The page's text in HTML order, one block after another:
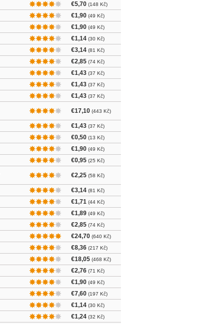
€5,70 (148 Kč)
€1,90 (49 Kč)
€1,90 (49 Kč)
€1,14 (30 Kč)
€3,14 (81 Kč)
€2,85 (74 Kč)
€1,43 (37 Kč)
€1,43 (37 Kč)
€1,43 (37 Kč)
€17,10 (443 Kč)
€1,43 (37 Kč)
€0,50 (13 Kč)
€1,90 (49 Kč)
€0,95 (25 Kč)
€2,25 (58 Kč)
€3,14 (81 Kč)
€1,71 (44 Kč)
€1,89 (49 Kč)
€2,85 (74 Kč)
€24,70 (640 Kč)
€8,36 (217 Kč)
€18,05 (468 Kč)
€2,76 (71 Kč)
€1,90 (49 Kč)
€7,60 (197 Kč)
€1,14 (30 Kč)
€1,24 (32 Kč)